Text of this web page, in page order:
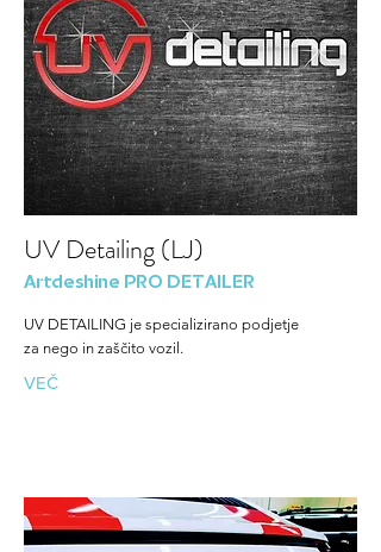
UV Detailing (LJ)
Artdeshine PRO DETAILER
UV DETAILING je specializirano podjetje
za nego in zaščito vozil.
VEČ